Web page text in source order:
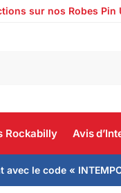
sur nos Robes Pin
Rockabilly Avis
avec le code «